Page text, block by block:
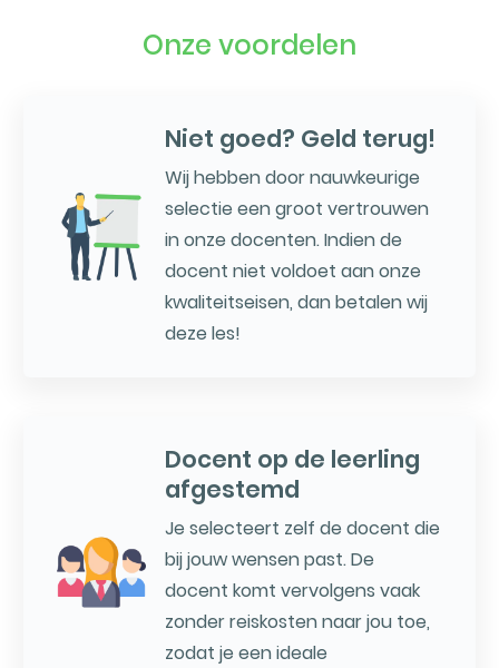
Onze voordelen
Niet goed? Geld terug!
Wij hebben door nauwkeurige
selectie een groot vertrouwen
in onze docenten. Indien de
docent niet voldoet aan onze
kwaliteitseisen, dan betalen wij
deze les!
Docent op de leerling
afgestemd
Je selecteert zelf de docent die
bij jouw wensen past. De
docent komt vervolgens vaak
zonder reiskosten naar jou toe,
zodat je een ideale